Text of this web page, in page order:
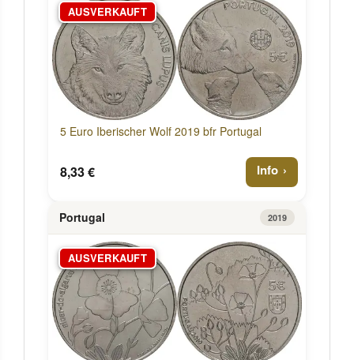
AUSVERKAUFT
5 Euro Iberischer Wolf 2019 bfr Portugal
8,33 € Info
Portugal 2019
AUSVERKAUFT